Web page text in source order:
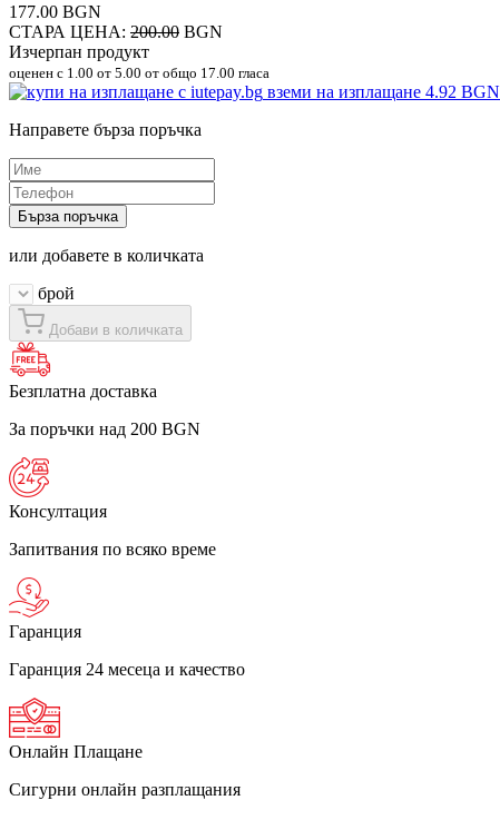
177.00 BGN
СТАРА ЦЕНА: 200.00 BGN
Изчерпан продукт
оценен с 1.00 от 5.00 от общо 17.00 гласа
вземи на изплащане 4.92 BGN
Направете бърза поръчка
Бърза поръчка
или добавете в количката
брой
Добави в количката
Безплатна доставка
За поръчки над 200 BGN
Консултация
Запитвания по всяко време
Гаранция
Гаранция 24 месеца и качество
Онлайн Плащане
Сигурни онлайн разплащания